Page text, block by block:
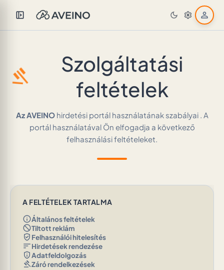
left_panel_open dark_mode settings person
gavel
Szolgáltatási
feltételek
Az AVEINOhirdetési portál használatának szabályai . A
portál használatával Ön elfogadja a következő
felhasználási feltételeket.
A FELTÉTELEK TARTALMA
infoÁltalános feltételek
blockTiltott reklám
verified_user Felhasználói hitelesítés
sortHirdetések rendezése
privacy_tipAdatfeldolgozás
gavelZáró rendelkezések